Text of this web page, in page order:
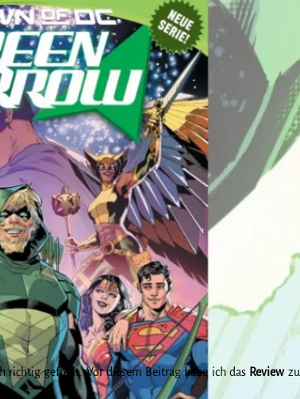
richtig gefreut. Vor diesem Beitrag habe ich das Reviewzu